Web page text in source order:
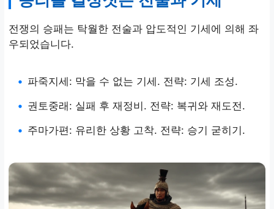
전쟁의 승패는 탁월한 전술과 압도적인 기세에 의해 좌
우되었습니다.
• 파죽지세: 막을 수 없는 기세. 전략: 기세 조성.
• 권토중래: 실패 후 재정비. 전략: 복귀와 재도전.
• 주마가편: 유리한 상황 고착. 전략: 승기 굳히기.